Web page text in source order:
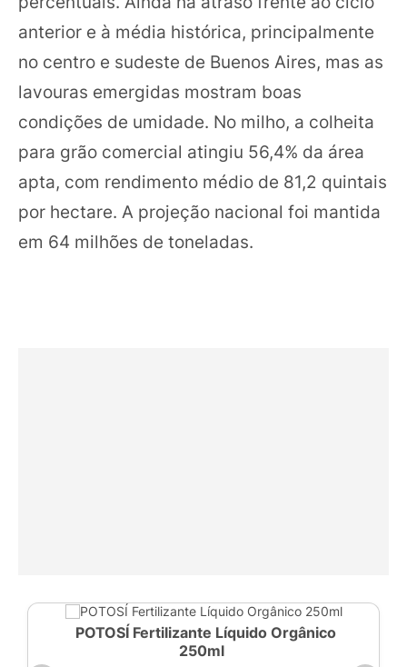
anterior e à média histórica, principalmente
no centro e sudeste de Buenos Aires, mas as
lavouras emergidas mostram boas
condições de umidade. No milho, a colheita
para grão comercial atingiu 56,4% da área
apta, com rendimento médio de 81,2 quintais
por hectare. A projeção nacional foi mantida
em 64 milhões de toneladas.
POTOSÍ Fertilizante Líquido Orgânico
250ml